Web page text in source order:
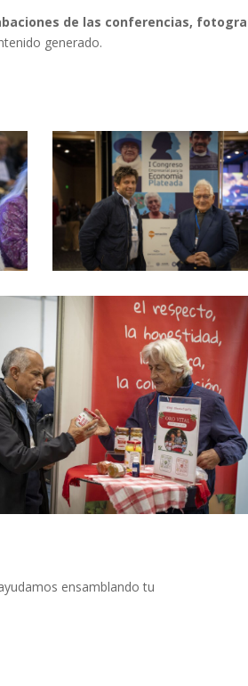
de las conferencias,
generado.
ensamblando tu